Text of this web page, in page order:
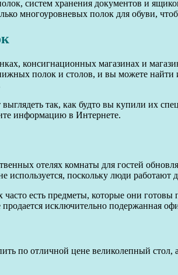
систем хранения документов и
многоуровневых полок для обуви,
консигнационных магазинах и
полок и столов, и вы можете
так, как будто вы купили их
информацию в Интернете.
отелях комнаты для гостей
поскольку люди работают
есть предметы, которые они готовы
исключительно подержанная
по отличной цене великолепный